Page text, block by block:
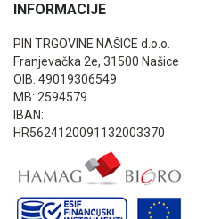
INFORMACIJE
PIN TRGOVINE NAŠICE d.o.o.
Franjevačka 2e, 31500 Našice
OIB: 49019306549
MB: 2594579
IBAN:
HR5624120091132003370